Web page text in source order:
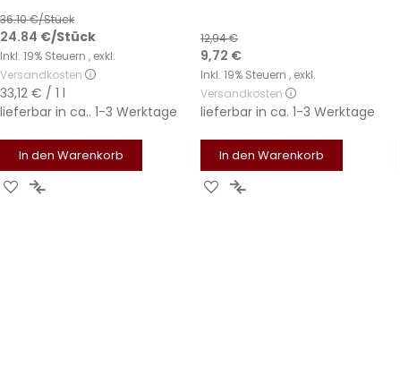
36.10€/Stück
24.84 €/Stück
Inkl. 19% Steuern , exkl.
Versandkosten
33,12 € / 1 l
lieferbar in ca.. 1-3 Werktage
In den Warenkorb
Zur Zur
12,94 €
Sonderangebot
9,72 €
Inkl. 19% Steuern , exkl.
Versandkosten
lieferbar in ca. 1-3 Werktage
In den Warenkorb
Zur Zur